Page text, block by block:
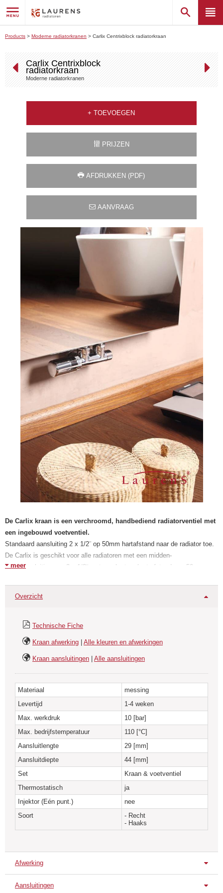
Products > Moderne radiatorkranen > Carlix Centrixblock radiatorkraan
Carlix Centrixblock
radiatorkraan
Moderne radiatorkranen
+ TOEVOEGEN
PRIJZEN
AFDRUKKEN (PDF)
AANVRAAG
De Carlix kraan is een verchroomd, handbediend radiatorventiel met
een ingebouwd voetventiel.
Standaard aansluiting 2 x 1/2¨ op 50mm hartafstand naar de radiator toe.
De Carlix is geschikt voor alle radiatoren met een midden-
onderaansluiting van 2 x 1/2¨ met een hart op hart afstand van 50 mm.
Apart bijbestellen:
Aansluit klemkoppelingen zijn apart te bestellen voor 15 mm koperbuis en
meegeleverd
niet standaard inbegrepen.
meer
Overzicht
Technische Fiche
Kraan afwerking Alle kleuren en afwerkingen
Kraan aansluitingen Alle aansluitingen
Materiaal
messing
Levertijd
1-4 weken
Max. werkdruk
10 [bar]
Max. bedrijfstemperatuur
110 [°C]
Aansluitlengte
29 [mm]
Aansluitdiepte
44 [mm]
Set
Kraan & voetventiel
Thermostatisch
ja
Injektor (Eén punt.)
nee
Soort
- Recht
- Haaks
Afwerking
VPT-B
Aansluitingen